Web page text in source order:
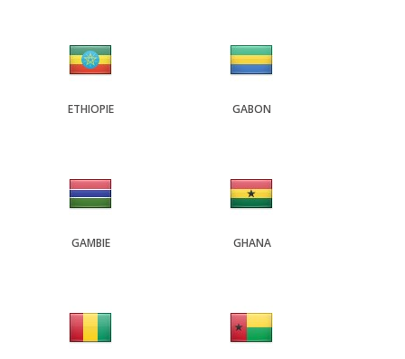
ETHIOPIE GABON
GAMBIE GHANA